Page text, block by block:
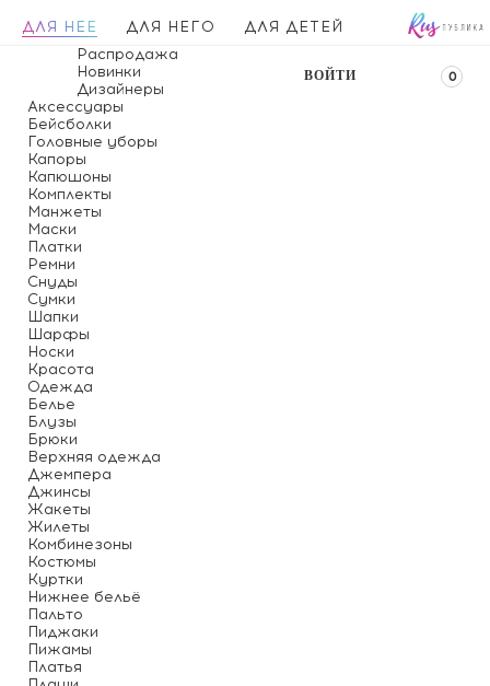
ДЛЯ НЕЕ ДЛЯ НЕГО ДЛЯ ДЕТЕЙ
0
ВОЙТИ
Распродажа
Новинки
Дизайнеры
Аксессуары
Бейсболки
Головные уборы
Капоры
Капюшоны
Комплекты
Манжеты
Маски
Платки
Ремни
Снуды
Сумки
Шапки
Шарфы
Носки
Красота
Одежда
Белье
Блузы
Брюки
Верхняя одежда
Джемпера
Джинсы
Жакеты
Жилеты
Комбинезоны
Костюмы
Куртки
Нижнее бельё
Пальто
Пиджаки
Пижамы
Платья